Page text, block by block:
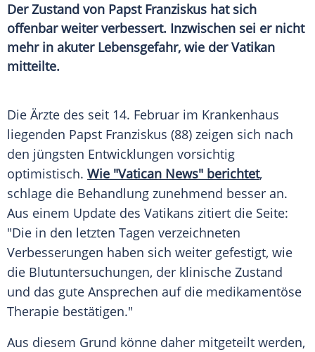
Der Zustand von Papst Franziskus hat sich
offenbar weiter verbessert. Inzwischen sei er nicht
mehr in akuter Lebensgefahr, wie der Vatikan
mitteilte.
Die Ärzte des seit 14. Februar im Krankenhaus
liegenden Papst Franziskus (88) zeigen sich nach
den jüngsten Entwicklungen vorsichtig
optimistisch. Wie "Vatican News" berichtet,
schlage die Behandlung zunehmend besser an.
Aus einem Update des Vatikans zitiert die Seite:
"Die in den letzten Tagen verzeichneten
Verbesserungen haben sich weiter gefestigt, wie
die Blutuntersuchungen, der klinische Zustand
und das gute Ansprechen auf die medikamentöse
Therapie bestätigen."
Aus diesem Grund könne daher mitgeteilt werden,